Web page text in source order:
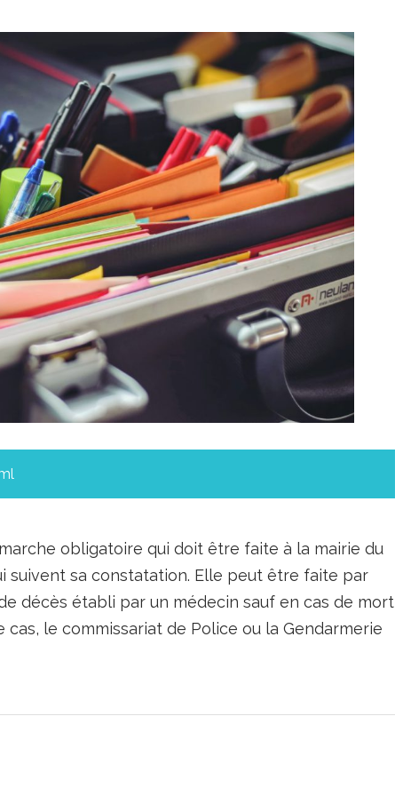
obligatoire qui doit être faite à la mairie du
suivent sa constatation. Elle peut être faite par
décès établi par un médecin sauf en cas de mort
cas, le commissariat de Police ou la Gendarmerie